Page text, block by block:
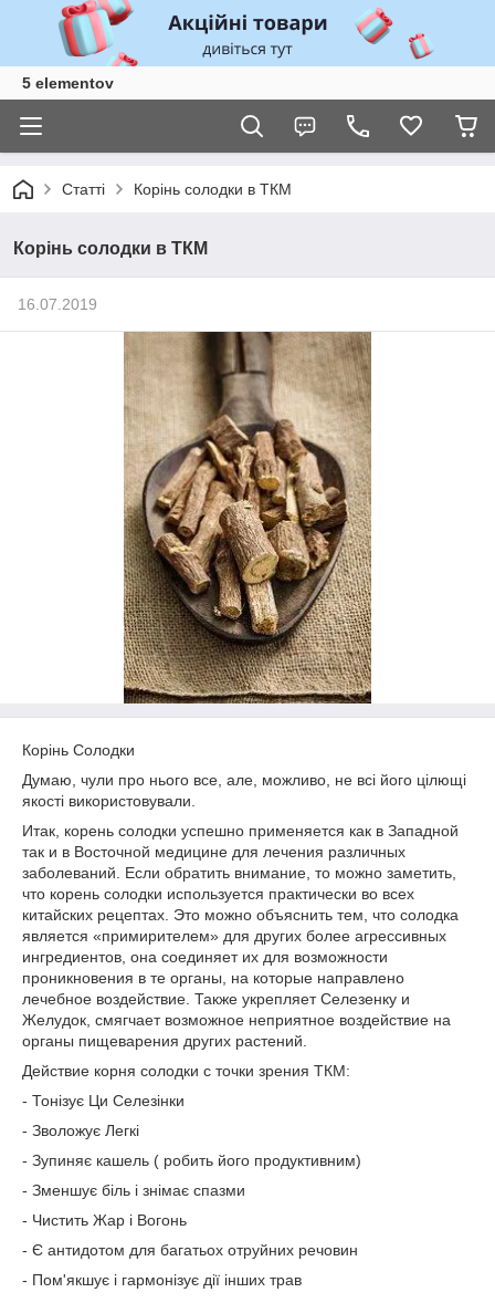
5 elementov
Статті Корінь солодки в ТКМ
Корінь солодки в ТКМ
16.07.2019
Корінь Солодки
Думаю, чули про нього все, але, можливо, не всі його цілющі
якості використовували.
Итак, корень солодки успешно применяется как в Западной
так и в Восточной медицине для лечения различных
заболеваний. Если обратить внимание, то можно заметить,
что корень солодки используется практически во всех
китайских рецептах. Это можно объяснить тем, что солодка
является «примирителем» для других более агрессивных
ингредиентов, она соединяет их для возможности
проникновения в те органы, на которые направлено
лечебное воздействие. Также укрепляет Селезенку и
Желудок, смягчает возможное неприятное воздействие на
органы пищеварения других растений.
Действие корня солодки с точки зрения ТКМ:
- Тонізує Ци Селезінки
- Зволожує Легкі
- Зупиняє кашель ( робить його продуктивним)
- Зменшує біль і знімає спазми
- Чистить Жар і Вогонь
- Є антидотом для багатьох отруйних речовин
- Пом'якшує і гармонізує дії інших трав